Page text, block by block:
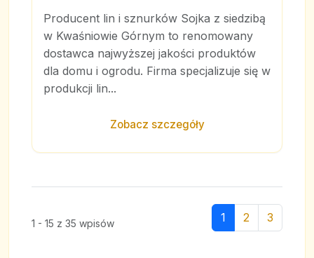
Producent lin i sznurków Sojka z siedzibą
w Kwaśniowie Górnym to renomowany
dostawca najwyższej jakości produktów
dla domu i ogrodu. Firma specjalizuje się w
produkcji lin...
Zobacz szczegóły
1 - 15 z 35 wpisów 1 2 3